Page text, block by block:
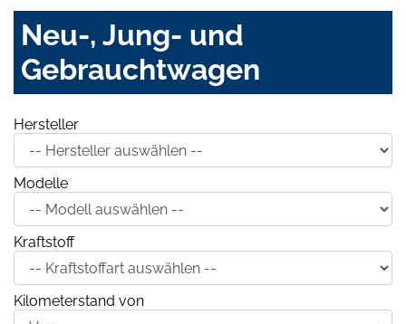
Neu-, Jung- und
Gebrauchtwagen
Hersteller
Modelle
Kraftstoff
Kilometerstand von